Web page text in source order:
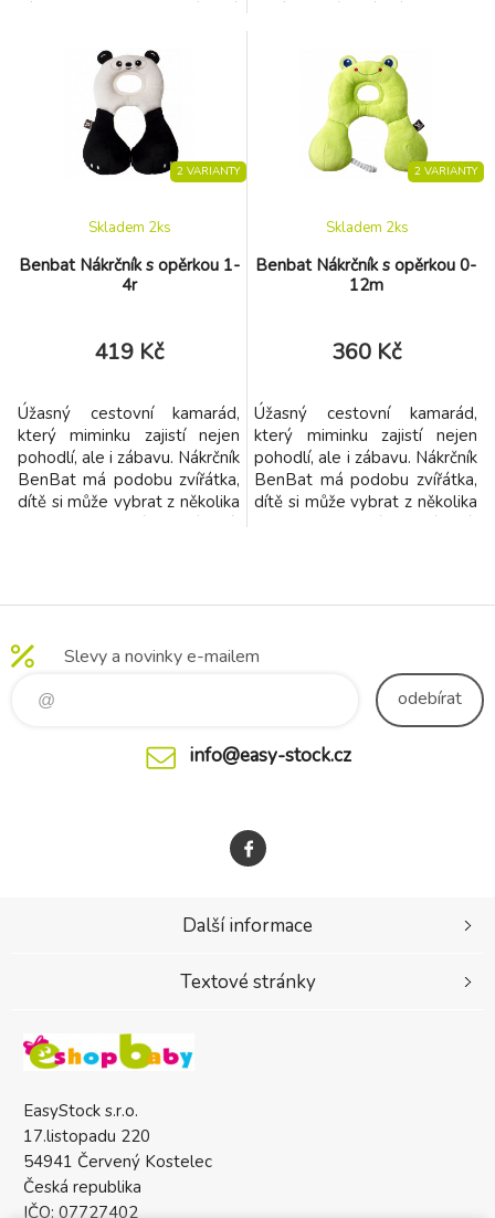
Největším spouštěčem
zlobení je na cestách často
nudo. I o tu se dokáže
postarat toto
zrcátko.Nejmenší děti zabaví
hravými melodiemi, které se
plyše. Lze je prát v pračce na
jemný prací program 30°C.
Vhodné od narození.
Rozměry: výška 16 cm, délka
2 VARIANTY
Benbat Nákrčník s opěrkou 1-
4r
Skladem 2ks
419 Kč
Úžasný cestovní kamarád,
který miminku zajistí nejen
pohodlí, ale i zábavu. Nákrčník
BenBat má podobu zvířátka,
dítě si může vybrat z několika
odpočinek a brání
během spánku dopředu.
2 VARIANTY
Benbat Nákrčník s opěrkou 0-
12m
Skladem 2ks
360 Kč
Úžasný cestovní kamarád,
který miminku zajistí nejen
pohodlí, ale i zábavu. Nákrčník
BenBat má podobu zvířátka,
dítě si může vybrat z několika
odpočinek a brání
během spánku dopředu.
Nákrčník je oboustranný. Z
Slevy a novinky e-mailem
odebírat
info@easy-stock.cz
EasyStock s.r.o.
17.listopadu 220
54941 Červený Kostelec
Česká republika
IČO: 07727402
Další informace
Textové stránky